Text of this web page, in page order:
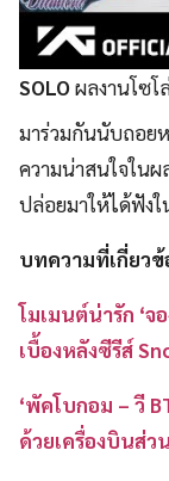
SOLOผลงานโซโ
มาร่วมกันนับถอย
ความน่าสนใจใน
ปล่อยมาให้ได้ฟัง
บทความที่เกี่ยวข้
โมเมนต์น่ารัก ‘จ
เบื้องหลังซีรีส์
‘พัคโบกอม – วี
ด้วยเครื่องบินส่